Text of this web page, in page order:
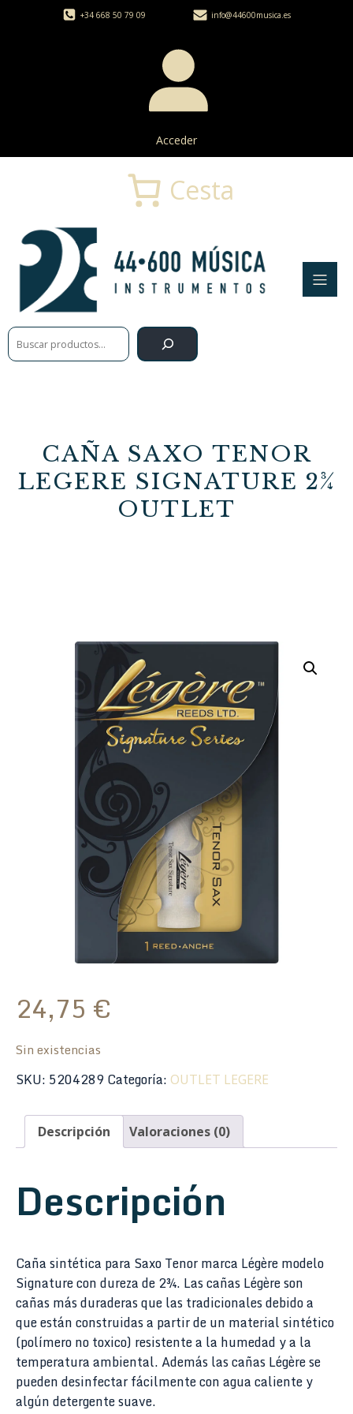
+34 668 50 79 09 info@44600musica.es
Acceder
Buscar
Cesta
CAÑA SAXO TENOR
LEGERE SIGNATURE 2¾
OUTLET
24,75 €
Sin existencias
SKU: 5204289Categoría: OUTLET LEGERE
Descripción Valoraciones (0)
Descripción
Caña sintética para Saxo Tenor marca Légère modelo
Signature con dureza de 2¾. Las cañas Légère son
cañas más duraderas que las tradicionales debido a
que están construidas a partir de un material sintético
(polímero no toxico) resistente a la humedad y a la
temperatura ambiental. Además las cañas Légère se
pueden desinfectar fácilmente con agua caliente y
algún detergente suave.